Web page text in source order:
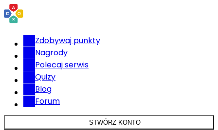
Zdobywaj punkty
Nagrody
Polecaj serwis
Quizy
Blog
Forum
STWÓRZ KONTO